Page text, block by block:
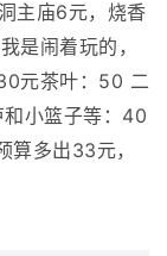
主庙6元，烧香
是闹着玩的，
元茶叶：50 二
小篮子等：40
多出33元，